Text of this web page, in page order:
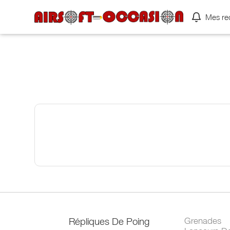
Mes
Répliques De Poing
Grenades